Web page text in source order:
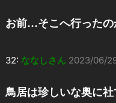
お前…そこへ行ったの
32: ななしさん 2023/06/
鳥居は珍しいな奥に